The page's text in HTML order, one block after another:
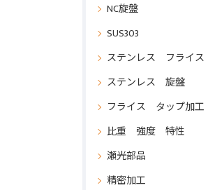
NC旋盤
SUS303
ステンレス フライス
ステンレス 旋盤
フライス タップ加工
比重 強度 特性
瀬光部品
精密加工